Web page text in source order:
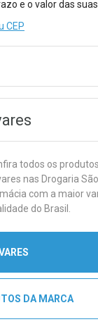
e o valor das
CEP
todos os
nas Drogaria
com a maior
do Brasil.
DA MARCA